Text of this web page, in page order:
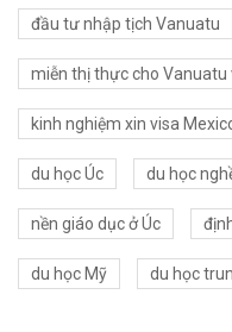
đầu tư nhập tịch Vanuatu
miễn thị thực cho Vanuatu
kinh nghiệm xin visa
du học Úc du học
nền giáo dục ở Úc
du học Mỹ du học